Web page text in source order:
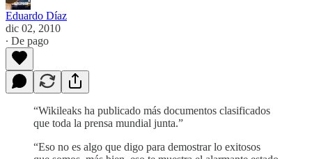
Eduardo Díaz
dic 02, 2010
∙ De pago
“Wikileaks ha publicado más documentos clasificados
que toda la prensa mundial junta.”
“Eso no es algo que digo para demostrar lo exitosos